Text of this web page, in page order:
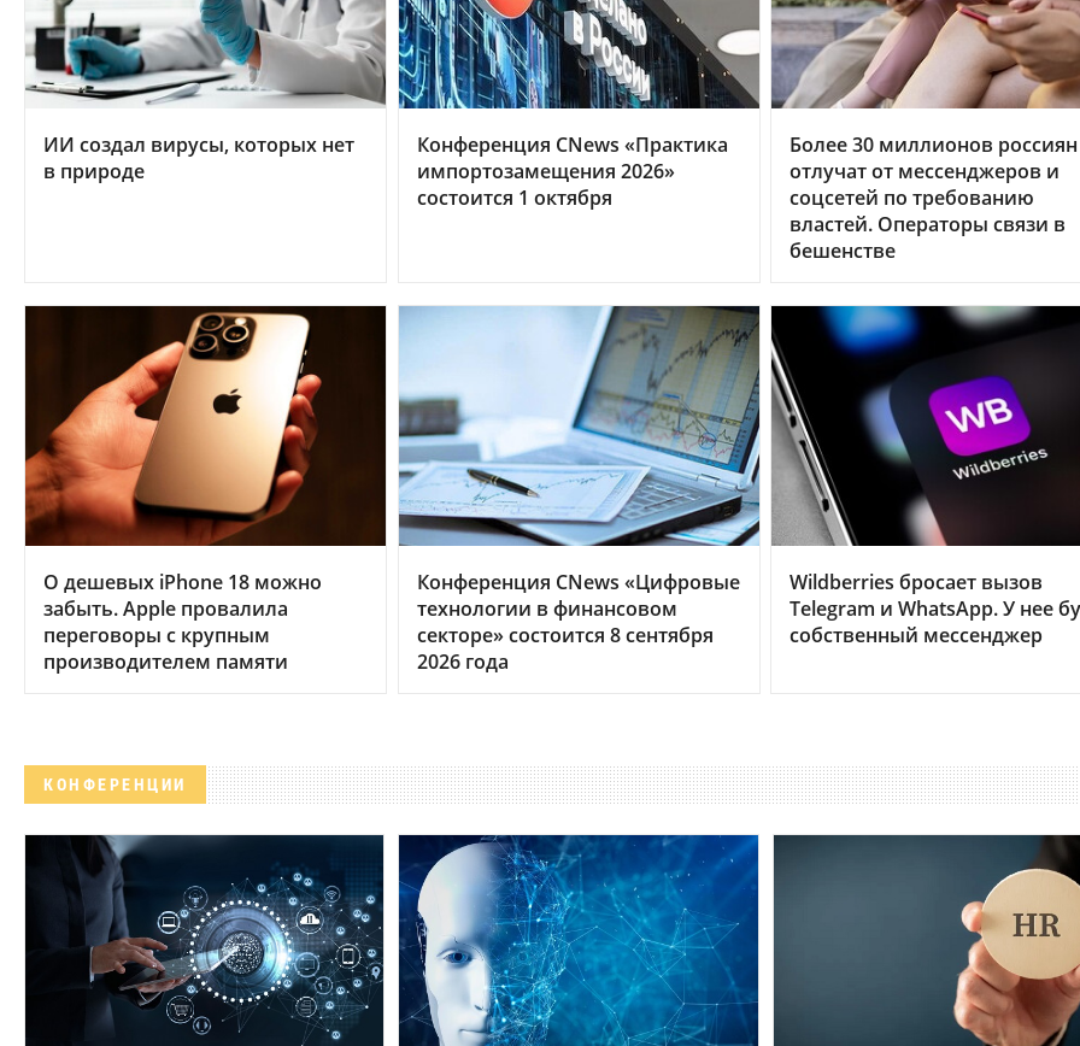
ИИ создал вирусы, которых нет
в природе
Конференция CNews «Практика
импортозамещения 2026»
состоится 1 октября
Более 30 миллионов россиян
отлучат от мессенджеров и
соцсетей по требованию
властей. Операторы связи в
бешенстве
О дешевых iPhone 18 можно
забыть. Apple провалила
переговоры с крупным
производителем памяти
Конференция CNews «Цифровые
технологии в финансовом
секторе» состоится 8 сентября
2026 года
Wildberries бросает вызов
Telegram и WhatsApp. У нее
собственный мессенджер
КОНФЕРЕНЦИИ